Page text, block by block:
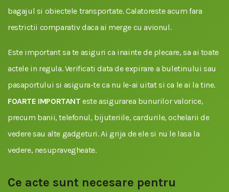
bagajul si obiectele transportate. Calatoreste acum fara
restrictii comparativ daca ai merge cu avionul.
Este important sa te asiguri ca inainte de plecare, sa ai toate
actele in regula. Verificati data de expirare a buletinului sau
pasaportului si asigura-te ca nu le-ai uitat si ca le ai la tine.
FOARTE IMPORTANT este asigurarea bunurilor valorice,
precum banii, telefonul, bijuteriile, cardurile, ochelarii de
vedere sau alte gadgeturi. Ai grija de ele si nu le lasa la
vedere, nesupravegheate.
Ce acte sunt necesare pentru